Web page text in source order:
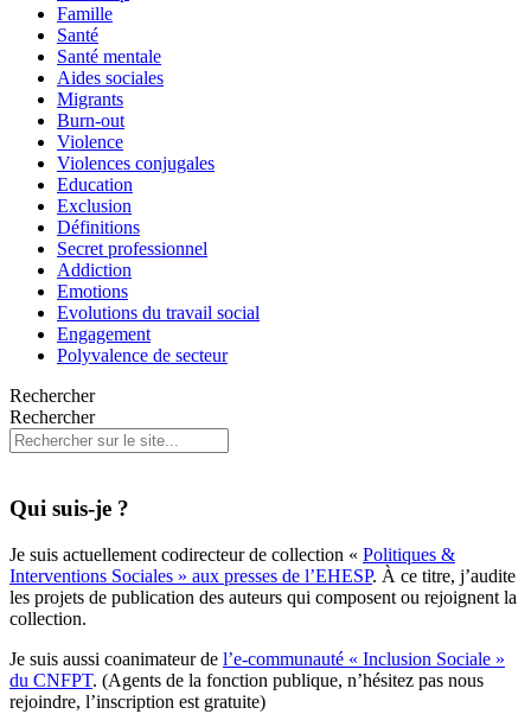
Famille
Santé
Santé mentale
Aides sociales
Migrants
Burn-out
Violence
Violences conjugales
Education
Exclusion
Définitions
Secret professionnel
Addiction
Emotions
Evolutions du travail social
Engagement
Polyvalence de secteur
Rechercher
Rechercher
Qui suis-je ?
Je suis actuellement codirecteur de collection « Politiques &
Interventions Sociales » aux presses de l’EHESP. À ce titre, j’audite
les projets de publication des auteurs qui composent ou rejoignent la
collection.
Je suis aussi coanimateur de l’e-communauté « Inclusion Sociale »
du CNFPT. (Agents de la fonction publique, n’hésitez pas nous
rejoindre, l’inscription est gratuite)